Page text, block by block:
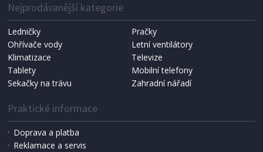
Nejprodávanější kategorie
Ledničky
Pračky
Ohřívače vody
Letní ventilátory
Klimatizace
Televize
Tablety
Mobilní telefony
Sekačky na trávu
Zahradní nářadí
Praktické informace
Doprava a platba
Reklamace a servis